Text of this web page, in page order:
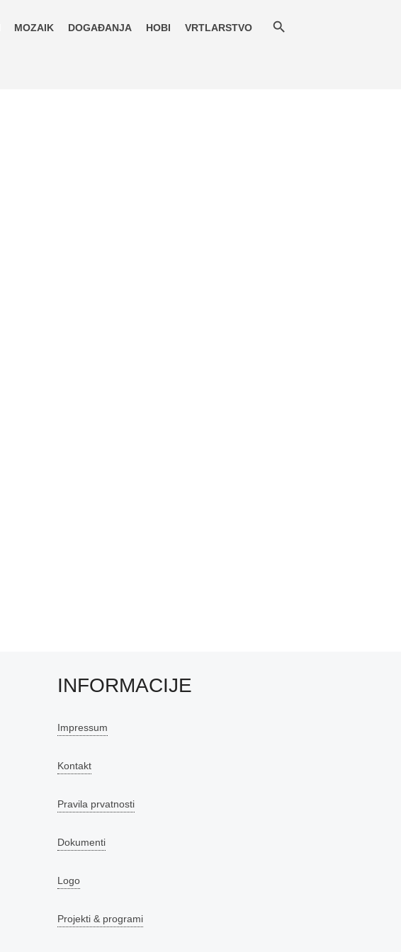
MOZAIK DOGAĐANJA HOBI VRTLARSTVO
INFORMACIJE
Impressum
Kontakt
Pravila prvatnosti
Dokumenti
Logo
Projekti & programi